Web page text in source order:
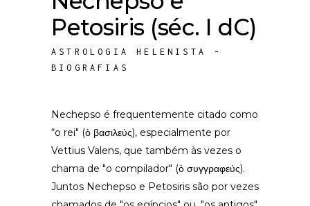
Petosiris (séc. I dC)
ASTROLOGIA HELENISTA -
BIOGRAFIAS
Nechepso é frequentemente citado como
“o rei" (ὁ βασιλεύς), especialmente por
Vettius Valens, que também às vezes o
chama de "o compilador" (ὁ συγγραφεύς).
Juntos Nechepso e Petosiris são por vezes